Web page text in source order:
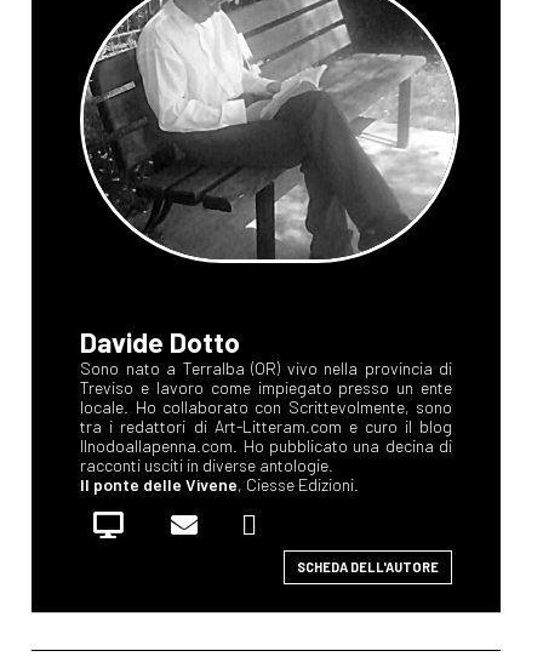
Davide Dotto
Sono nato a Terralba (OR) vivo nella provincia di
Treviso e lavoro come impiegato presso un ente
locale. Ho collaborato con Scrittevolmente, sono
tra i redattori di Art-Litteram.com e curo il blog
Ilnodoallapenna.com. Ho pubblicato una decina di
racconti usciti in diverse antologie.
Il ponte delle Vivene, Ciesse Edizioni.
SCHEDA DELL'AUTORE